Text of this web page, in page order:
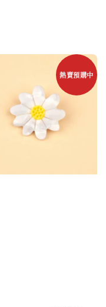
熱賣預購中